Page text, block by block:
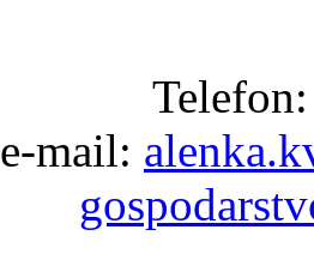
e-mail: